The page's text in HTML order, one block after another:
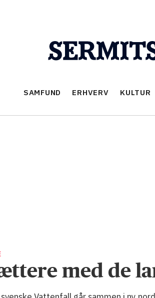
SAMFUND ERHVERV KULTUR
med de